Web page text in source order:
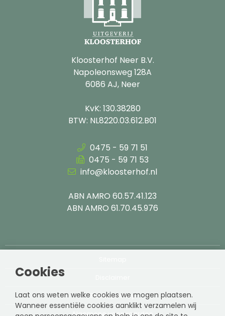
Cookies
Laat ons weten welke cookies we mogen plaatsen.
Wanneer essentiële cookies aanklikt verzamelen wij
Kloosterhof Neer B.V.
Napoleonsweg 128A
6086 AJ, Neer
KvK: 130.38280
BTW: NL8220.03.612.B01
0475 - 59 71 51
0475 - 59 71 53
info@kloosterhof.nl
ABN AMRO 60.57.41.123
ABN AMRO 61.70.45.976
Privacy Policy
Algemene voorwaarden